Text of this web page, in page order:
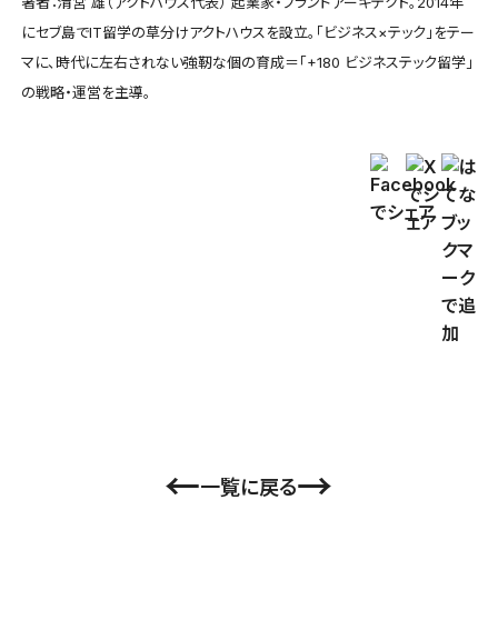
にセブ島でIT留学の草分けアクトハウスを設立。「ビジネス×テック」をテー
マに、時代に左右されない強靭な個の育成＝「+180 ビジネステック留学」
の戦略・運営を主導。
←一覧に戻る→